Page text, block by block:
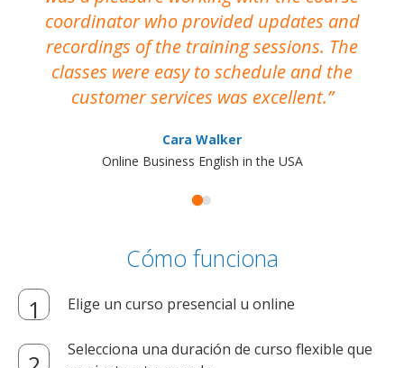
coordinator who provided updates and
recordings of the training sessions. The
classes were easy to schedule and the
customer services was excellent.
Cara Walker
Online Business English in the USA
Cómo funciona
Elige un curso presencial u online
Selecciona una duración de curso flexible que